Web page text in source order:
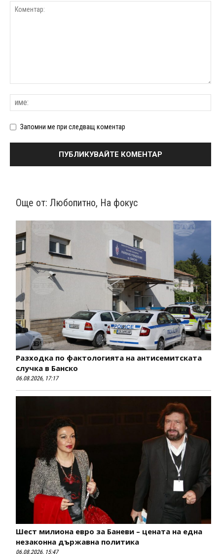
Запомни ме при следващ коментар
Още от: Любопитно, На фокус
Разходка по фактологията на антисемитската
случка в Банско
06.08.2026, 17:17
Шест милиона евро за Баневи – цената на една
незаконна държавна политика
06.08.2026, 15:47